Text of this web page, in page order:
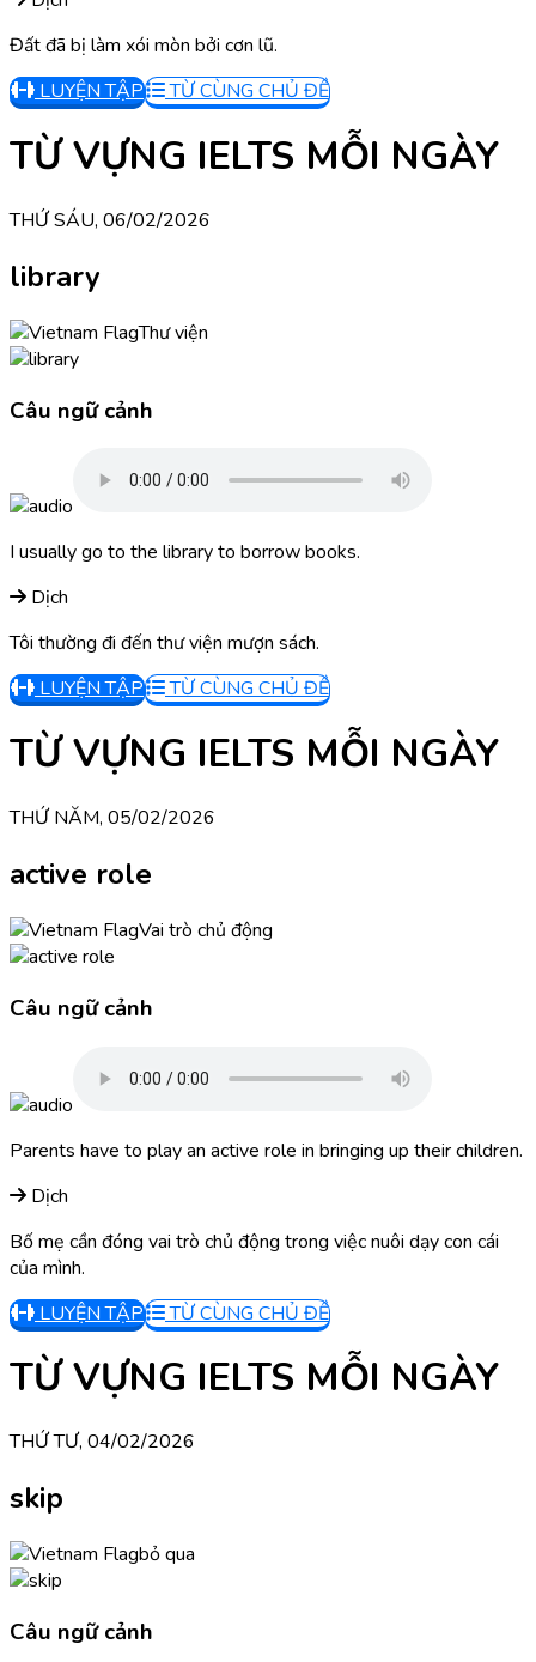
Đất đã bị làm xói mòn bởi cơn lũ.
LUYỆN TẬP
TỪ CÙNG CHỦ ĐỀ
TỪ VỰNG IELTS MỖI NGÀY
THỨ SÁU, 06/02/2026
library
Thư viện
Câu ngữ cảnh
I usually go to the library to borrow books.
Dịch
Tôi thường đi đến thư viện mượn sách.
LUYỆN TẬP
TỪ CÙNG CHỦ ĐỀ
TỪ VỰNG IELTS MỖI NGÀY
THỨ NĂM, 05/02/2026
active role
Vai trò chủ động
Câu ngữ cảnh
Parents have to play an active role in bringing up their children.
Dịch
Bố mẹ cần đóng vai trò chủ động trong việc nuôi dạy con cái
của mình.
LUYỆN TẬP
TỪ CÙNG CHỦ ĐỀ
TỪ VỰNG IELTS MỖI NGÀY
THỨ TƯ, 04/02/2026
skip
bỏ qua
Câu ngữ cảnh